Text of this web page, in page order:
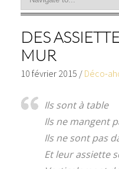
DES
MUR
10 février 2015 / Déco-
Ils sont à table
Ils ne mangent
Ils ne sont pas
Et leur assiette